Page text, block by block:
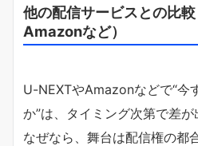
他の配信サービスとの比
Amazonなど）
U-NEXTやAmazonなどで“今
か”は、タイミング次第で差が
なぜなら、舞台は配信権の都